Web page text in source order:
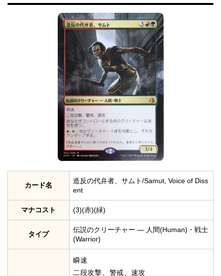
カード名
造反の代弁者、サムト/Samut, Voice of Diss
ent
マナコスト (3)(赤)(緑)
タイプ
伝説のクリーチャー — 人間(Human)・戦士
(Warrior)
瞬速
二段攻撃、警戒、速攻